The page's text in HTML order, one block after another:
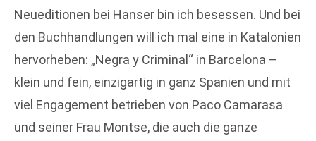
Neueditionen bei Hanser bin ich besessen. Und bei
den Buchhandlungen will ich mal eine in Katalonien
hervorheben: „Negra y Criminal“ in Barcelona –
klein und fein, einzigartig in ganz Spanien und mit
viel Engagement betrieben von Paco Camarasa
und seiner Frau Montse, die auch die ganze